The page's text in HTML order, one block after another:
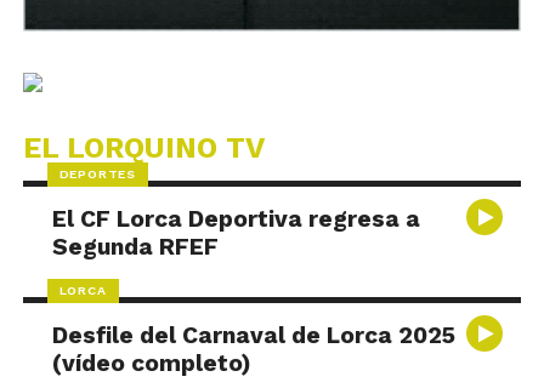
EL LORQUINO TV
DEPORTES
El CF Lorca Deportiva regresa a
Segunda RFEF
LORCA
Desfile del Carnaval de Lorca 2025
(vídeo completo)